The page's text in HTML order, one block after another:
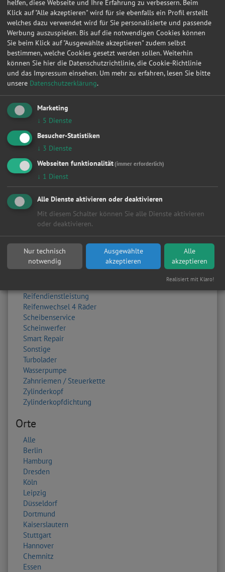
1 2 3 4 5 6 7 8 9 10 »
Werkstattleistungen
Alle
Achsvermessung
Anhängerkupplung
Anlasser
Auspuff
Autobatterie
Fahrwerk & Stoßdämpfer
Getriebe
HU/AU Benzin
HU/AU Diesel
Inspektion
Karosserie
Keilriemen
Klima / Heizung / Kühler
Klimaservice
Lackierung
Lichtmaschine
Ölwechsel
Reifendienstleistung
Reifenwechsel 4 Räder
Scheibenservice
Scheinwerfer
Smart Repair
Sonstige
Turbolader
Wasserpumpe
Zahnriemen / Steuerkette
Zylinderkopf
Zylinderkopfdichtung
Orte
Alle
Berlin
Hamburg
Dresden
Köln
Leipzig
Düsseldorf
Dortmund
Kaiserslautern
Stuttgart
Hannover
Chemnitz
Essen
helfen, diese Webseite und Ihre Erfahrung zu verbessern. Beim
Klick auf "Alle akzeptieren" wird für sie ebenfalls ein Profil erstellt
welches dazu verwendet wird für Sie personalisierte und passende
Werbung auszuspielen. Bis auf die notwendigen Cookies können
Sie beim Klick auf "Ausgewählte akzeptieren" zudem selbst
bestimmen, welche Cookies gesetzt werden sollen. Weiterhin
können Sie hier die Datenschutzrichtlinie, die Cookie-Richtlinie
und das Impressum einsehen. Um mehr zu erfahren, lesen Sie bitte
unsere Datenschutzerklärung.
Marketing
↓ 5 Dienste
Besucher-Statistiken
↓ 3 Dienste
Webseiten funktionalität(immer erforderlich)
↓ 1 Dienst
Alle Dienste aktivieren oder deaktivieren
Mit diesem Schalter können Sie alle Dienste aktivieren
oder deaktivieren.
Nur technisch
notwendig
Ausgewählte
akzeptieren
Alle
akzeptieren
Realisiert mit Klaro!